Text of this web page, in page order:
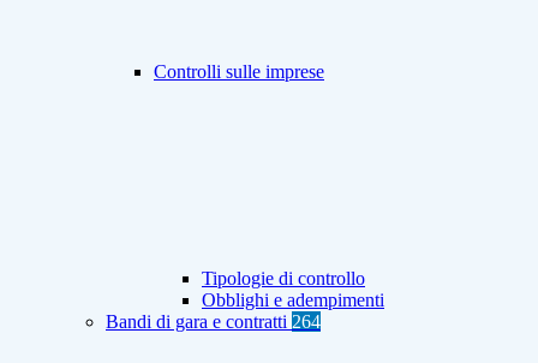
Controlli sulle imprese
Tipologie di controllo
Obblighi e adempimenti
Bandi di gara e contratti 264